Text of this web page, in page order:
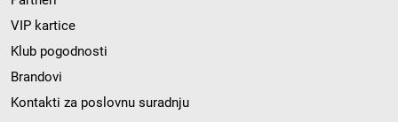
VIP kartice
Klub pogodnosti
Brandovi
Kontakti za poslovnu suradnju